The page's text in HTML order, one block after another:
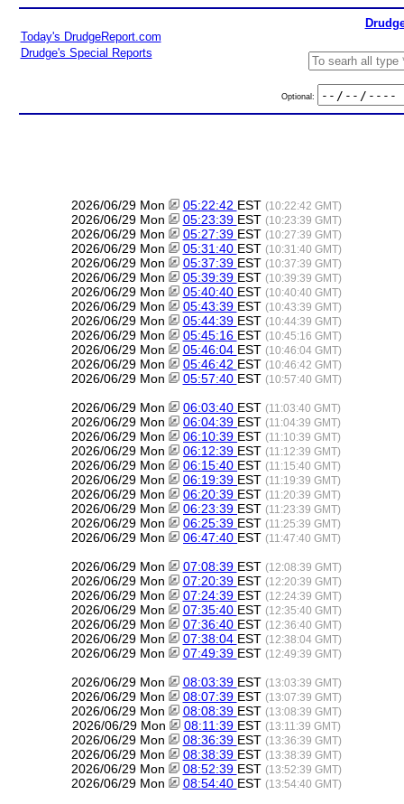
Today's DrudgeReport.com
Drudge's Special Reports
Optional:
2026/06/29 Mon 05:22:42 EST (10:22:42 GMT)
2026/06/29 Mon 05:23:39 EST (10:23:39 GMT)
2026/06/29 Mon 05:27:39 EST (10:27:39 GMT)
2026/06/29 Mon 05:31:40 EST (10:31:40 GMT)
2026/06/29 Mon 05:37:39 EST (10:37:39 GMT)
2026/06/29 Mon 05:39:39 EST (10:39:39 GMT)
2026/06/29 Mon 05:40:40 EST (10:40:40 GMT)
2026/06/29 Mon 05:43:39 EST (10:43:39 GMT)
2026/06/29 Mon 05:44:39 EST (10:44:39 GMT)
2026/06/29 Mon 05:45:16 EST (10:45:16 GMT)
2026/06/29 Mon 05:46:04 EST (10:46:04 GMT)
2026/06/29 Mon 05:46:42 EST (10:46:42 GMT)
2026/06/29 Mon 05:57:40 EST (10:57:40 GMT)
2026/06/29 Mon 06:03:40 EST (11:03:40 GMT)
2026/06/29 Mon 06:04:39 EST (11:04:39 GMT)
2026/06/29 Mon 06:10:39 EST (11:10:39 GMT)
2026/06/29 Mon 06:12:39 EST (11:12:39 GMT)
2026/06/29 Mon 06:15:40 EST (11:15:40 GMT)
2026/06/29 Mon 06:19:39 EST (11:19:39 GMT)
2026/06/29 Mon 06:20:39 EST (11:20:39 GMT)
2026/06/29 Mon 06:23:39 EST (11:23:39 GMT)
2026/06/29 Mon 06:25:39 EST (11:25:39 GMT)
2026/06/29 Mon 06:47:40 EST (11:47:40 GMT)
2026/06/29 Mon 07:08:39 EST (12:08:39 GMT)
2026/06/29 Mon 07:20:39 EST (12:20:39 GMT)
2026/06/29 Mon 07:24:39 EST (12:24:39 GMT)
2026/06/29 Mon 07:35:40 EST (12:35:40 GMT)
2026/06/29 Mon 07:36:40 EST (12:36:40 GMT)
2026/06/29 Mon 07:38:04 EST (12:38:04 GMT)
2026/06/29 Mon 07:49:39 EST (12:49:39 GMT)
2026/06/29 Mon 08:03:39 EST (13:03:39 GMT)
2026/06/29 Mon 08:07:39 EST (13:07:39 GMT)
2026/06/29 Mon 08:08:39 EST (13:08:39 GMT)
2026/06/29 Mon 08:11:39 EST (13:11:39 GMT)
2026/06/29 Mon 08:36:39 EST (13:36:39 GMT)
2026/06/29 Mon 08:38:39 EST (13:38:39 GMT)
2026/06/29 Mon 08:52:39 EST (13:52:39 GMT)
2026/06/29 Mon 08:54:40 EST (13:54:40 GMT)